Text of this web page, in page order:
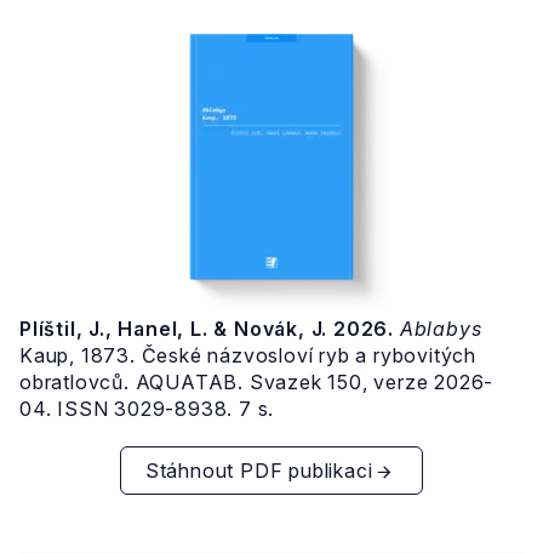
Plíštil, J., Hanel, L. & Novák, J. 2026. Ablabys
Kaup, 1873. České názvosloví ryb a rybovitých
obratlovců. AQUATAB. Svazek 150, verze 2026-
04. ISSN 3029-8938. 7 s.
Stáhnout PDF publikaci